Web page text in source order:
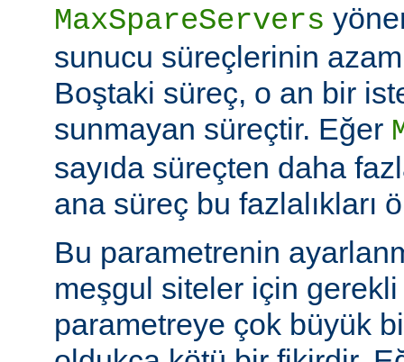
MaxSpareServers
sunucu süreçlerinin
Boştaki süreç, o an bir
sunmayan süreçtir. Eğer
sayıda süreçten daha
ana süreç bu fazlalıkları
Bu parametrenin
meşgul siteler için
parametreye çok büyük